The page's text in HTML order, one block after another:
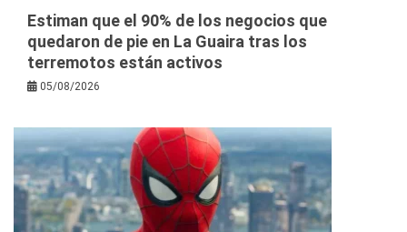
Estiman que el 90% de los negocios que
quedaron de pie en La Guaira tras los
terremotos están activos
05/08/2026